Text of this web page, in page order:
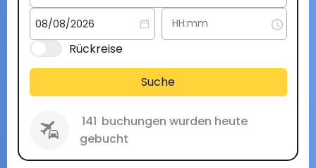
Rückreise
Suche
141 buchungen wurden heute
gebucht